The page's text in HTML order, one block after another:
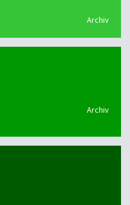
Archiv
Archiv